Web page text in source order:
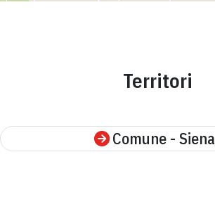
Territori
Comune - Siena